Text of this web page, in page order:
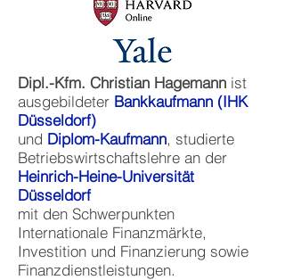
Dipl.-Kfm. Christian Hagemann ist
ausgebildeter Bankkaufmann (IHK
Düsseldorf)
und Diplom-Kaufmann, studierte
Betriebswirtschaftslehre an der
Heinrich-Heine-Universität
Düsseldorf
mit den Schwerpunkten
Internationale Finanzmärkte,
Investition und Finanzierung sowie
Finanzdienstleistungen.